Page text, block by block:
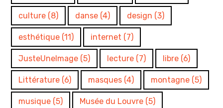
culture (8) danse (4) design (3)
esthétique (11) internet (7)
JusteUneImage (5) lecture (7) libre (6)
Littérature (6) masques (4) montagne (5)
musique (5) Musée du Louvre (5)